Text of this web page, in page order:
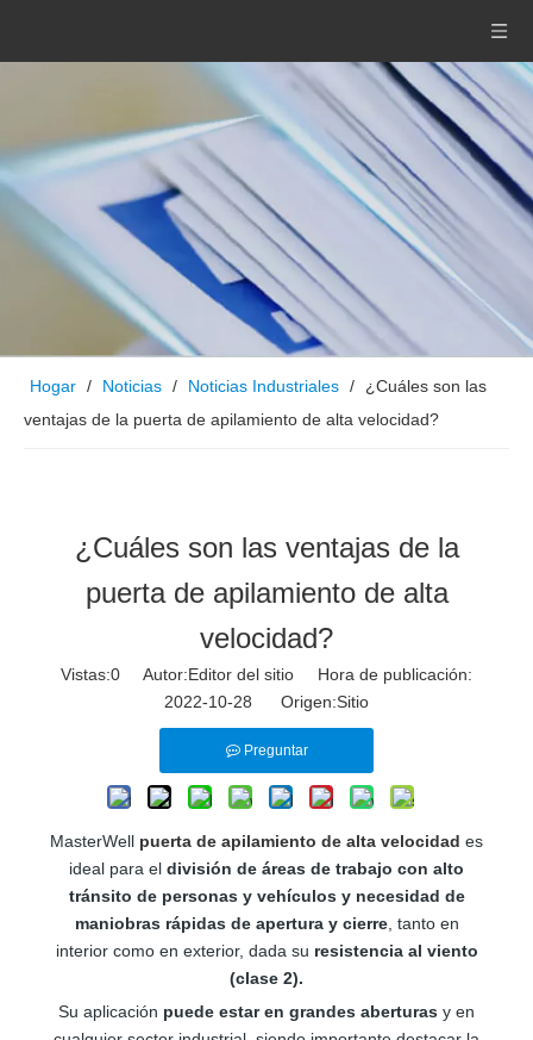
Hogar / Noticias / Noticias Industriales /
¿Cuáles son las
ventajas de la puerta de apilamiento de alta velocidad?
¿Cuáles son las ventajas de la
puerta de apilamiento de alta
velocidad?
Vistas:0 Autor:Editor del sitio Hora de publicación:
2022-10-28 Origen:Sitio
Preguntar
MasterWell puerta de apilamiento de alta velocidad es
ideal para el división de áreas de trabajo con alto
tránsito de personas y vehículos y necesidad de
maniobras rápidas de apertura y cierre, tanto en
interior como en exterior, dada su resistencia al viento
(clase 2).
Su aplicación puede estar en grandes aberturas y en